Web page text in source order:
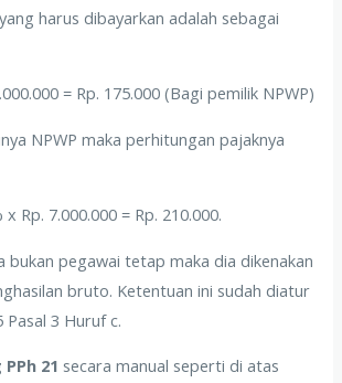
harus dibayarkan adalah sebagai
= Rp. 175.000 (Bagi pemilik NPWP)
NPWP maka perhitungan pajaknya
Rp. 7.000.000 = Rp. 210.000.
bukan pegawai tetap maka dia dikenakan
bruto. Ketentuan ini sudah diatur
Pasal 3 Huruf c.
21 secara manual seperti di atas